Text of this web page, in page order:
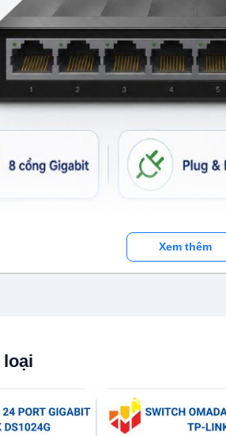
trội của Switch TP-
liệu
Xem thêm
loại